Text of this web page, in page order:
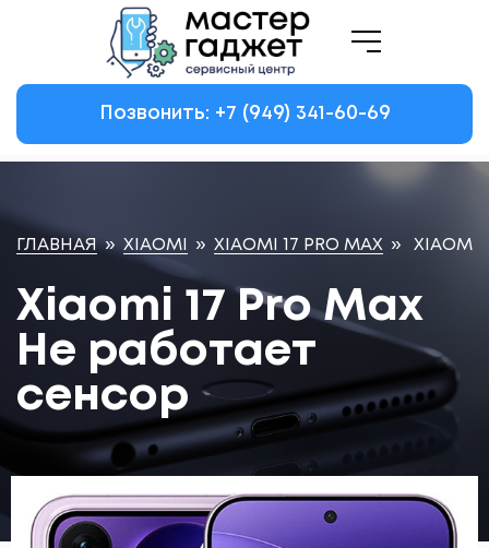
Позвонить: +7 (949) 341-60-69
ГЛАВНАЯ » XIAOMI » XIAOMI 17 PRO MAX » XIAOMI
Xiaomi 17 Pro Max
Не работает
сенсор